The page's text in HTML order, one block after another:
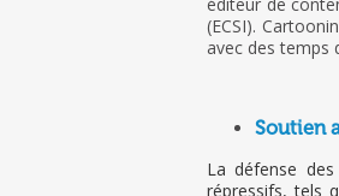
(ECSI).
avec des temps
Soutien
La défense
répressifs, tels